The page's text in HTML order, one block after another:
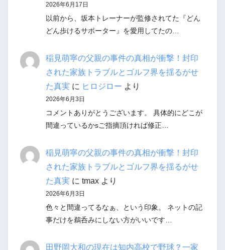
2026年6月17日
以前から、坂本トレーナーが監修されてた『どん
どん歩けるサポーター』を愛用してたの…
稲見萌寧の父親の事件の真相が衝撃！封印
された家族トラブルとゴルフ界を揺るがせ
た真実 に ヒロジロー より
2026年6月3日
コメントありがとうございます。 具体的にどこが
間違っているかsご指摘頂ければ修正…
稲見萌寧の父親の事件の真相が衝撃！封印
された家族トラブルとゴルフ界を揺るがせ
た真実 に tmaxより
2026年6月3日
色々と間違ってるなぁ、という印象。 ネットの記
事だけを鵜呑みにしない方がいいです…
田野岡大和の現在は知内高校で野球？一家